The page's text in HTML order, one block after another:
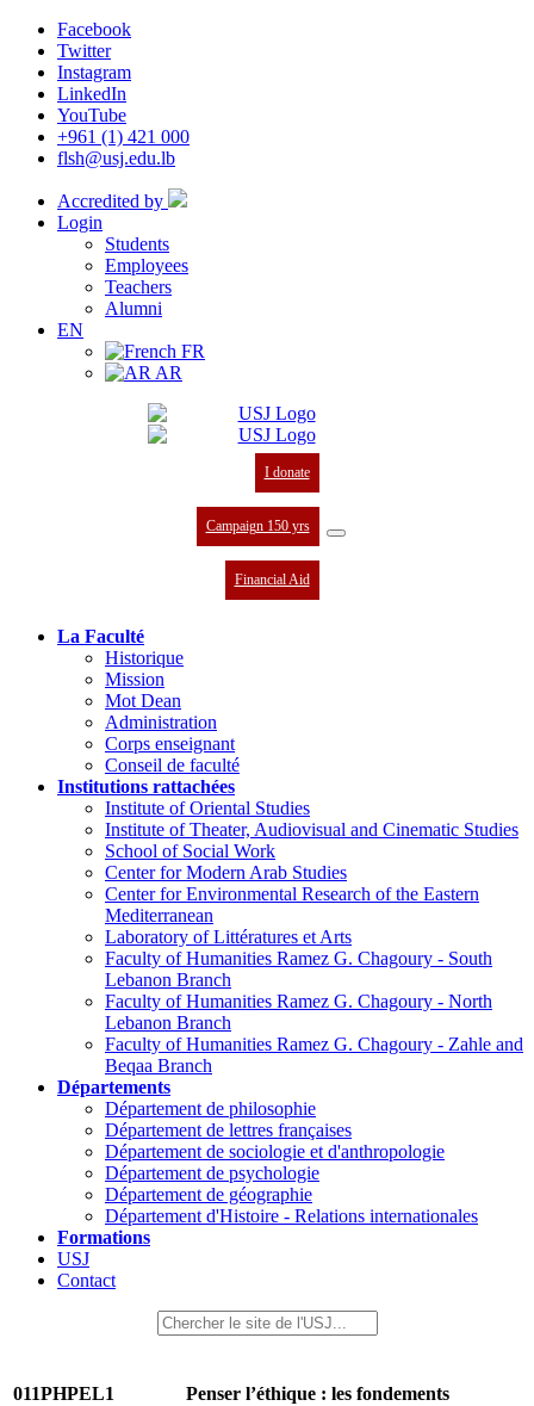
Facebook
Twitter
Instagram
LinkedIn
YouTube
+961 (1) 421 000
flsh@usj.edu.lb
Accredited by
Login
Students
Employees
Teachers
Alumni
EN
FR
AR
I donate
Campaign 150 yrs
Financial Aid
La Faculté
Historique
Mission
Mot Dean
Administration
Corps enseignant
Conseil de faculté
Institutions rattachées
Institute of Oriental Studies
Institute of Theater, Audiovisual and Cinematic Studies
School of Social Work
Center for Modern Arab Studies
Center for Environmental Research of the Eastern
Mediterranean
Laboratory of Littératures et Arts
Faculty of Humanities Ramez G. Chagoury - South
Lebanon Branch
Faculty of Humanities Ramez G. Chagoury - North
Lebanon Branch
Faculty of Humanities Ramez G. Chagoury - Zahle and
Beqaa Branch
Départements
Département de philosophie
Département de lettres françaises
Département de sociologie et d'anthropologie
Département de psychologie
Département de géographie
Département d'Histoire - Relations internationales
Formations
USJ
Contact
011PHPEL1 Penser l’éthique : les fondements